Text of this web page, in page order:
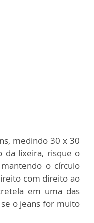
medindo 30 x 30
da lixeira, risque o
o círculo
com direito ao
em uma das
o jeans for muito